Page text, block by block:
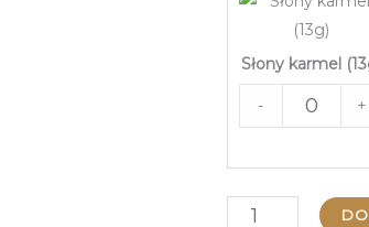
Słony karmel
- +
ilość